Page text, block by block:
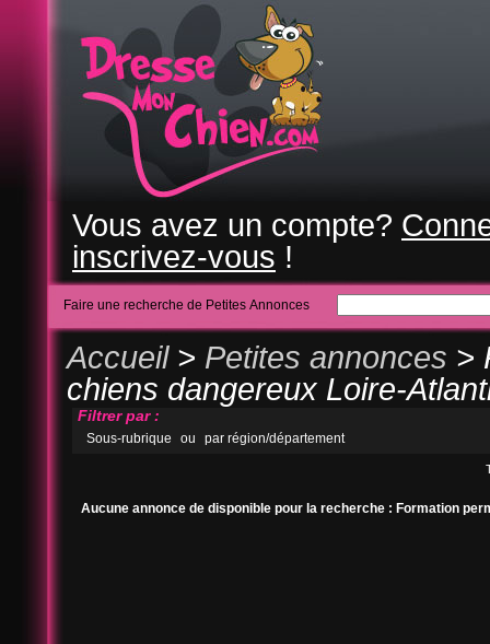
Vous avez un compte?
inscrivez-vous !
Faire une recherche de Petites Annonces
Accueil> Petites annonces >
chiens dangereux Loire-
Filtrer par :
Sous-rubrique ou par région/département
Aucune annonce de disponible pour la recherche : Formation